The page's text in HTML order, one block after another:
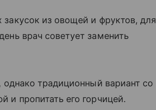
из овощей и фруктов, для
врач советует заменить
традиционный вариант со
и пропитать его горчицей.